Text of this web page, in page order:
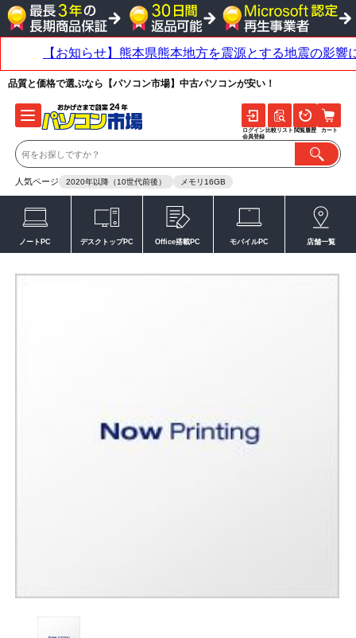
品質と価格で選ぶなら【パソコン市場】中古パソコンが安い！
人気ページ 2020年以降（10世代前後） メモリ16GB
ログイン
会員登録
比較リスト 閲覧履歴 カート
ノートPC デスクトップPC Office搭載PC モバイルPC 店舗一覧